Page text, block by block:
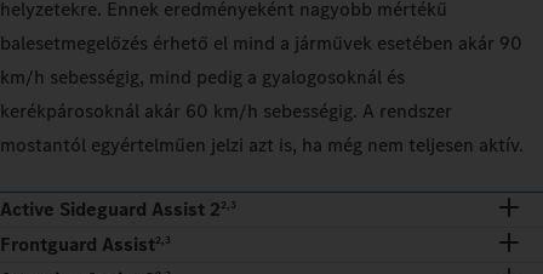
helyzetekre. Ennek eredményeként nagyobb mértékű
balesetmegelőzés érhető el mind a járművek esetében akár 90
km/h sebességig, mind pedig a gyalogosoknál és
kerékpárosoknál akár 60 km/h sebességig. A rendszer
mostantól egyértelműen jelzi azt is, ha még nem teljesen aktív.
Active Sideguard Assist 22,3
Frontguard Assist2,3